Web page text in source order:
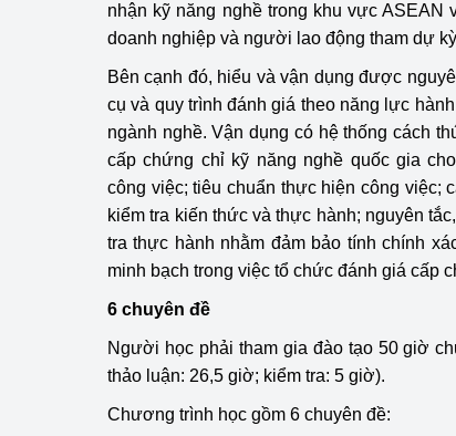
Xúc tiến thương
Thị trường
Thị trường
Ngành Công
Đại hội XIV
Phát triển công
nhận kỹ năng nghề trong khu vực ASEAN
doanh nghiệp và người lao động tham dự
Bên cạnh đó, hiểu và vận dụng được
cụ và quy trình đánh giá theo năng lực
ngành nghề. Vận dụng có hệ thống cách
cấp chứng chỉ kỹ năng nghề quốc gia
công việc; tiêu chuẩn thực hiện công việc;
kiểm tra kiến thức và thực hành; nguyên
tra thực hành nhằm đảm bảo tính chính
minh bạch trong việc tổ chức đánh giá cấp
6 chuyên đề
Người học phải tham gia đào tạo 50 giờ
thảo luận: 26,5 giờ; kiểm tra: 5 giờ).
Chương trình học gồm 6 chuyên đề: